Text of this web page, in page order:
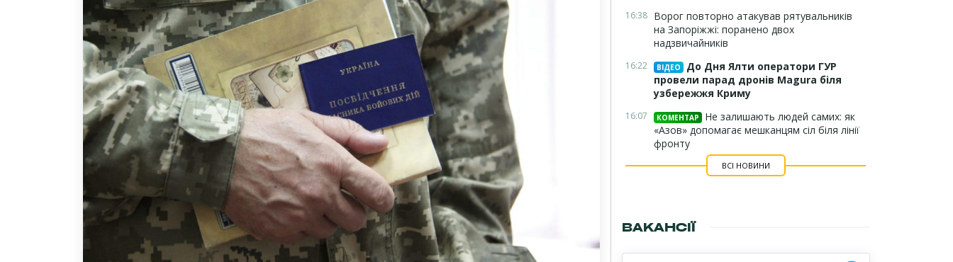
16:38 Ворог повторно атакував рятувальників
на Запоріжжі: поранено двох
надзвичайників
16:22 ВІДЕО
До Дня Ялти оператори ГУР
провели парад дронів Magura біля
узбережжя Криму
16:07 КОМЕНТАР
Не залишають людей самих: як
«Азов» допомагає мешканцям сіл біля лінії
фронту
ВСІ НОВИНИ
ВАКАНСІЇ